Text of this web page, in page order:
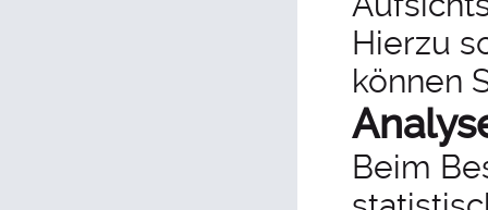
Hierzu
können
Beim